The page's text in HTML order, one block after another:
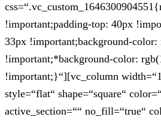
!important;padding-top: 40px
33px !important;background-color:
!important;*background-color:
!important;}“][vc_column
style=“flat“ shape=“square“
active_section=““ no_fill=“true“